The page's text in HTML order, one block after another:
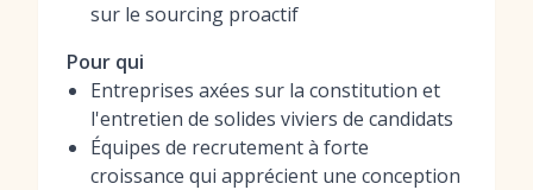
sur le sourcing proactif
Pour qui
Entreprises axées sur la constitution et
l'entretien de solides viviers de candidats
Équipes de recrutement à forte
croissance qui apprécient une conception